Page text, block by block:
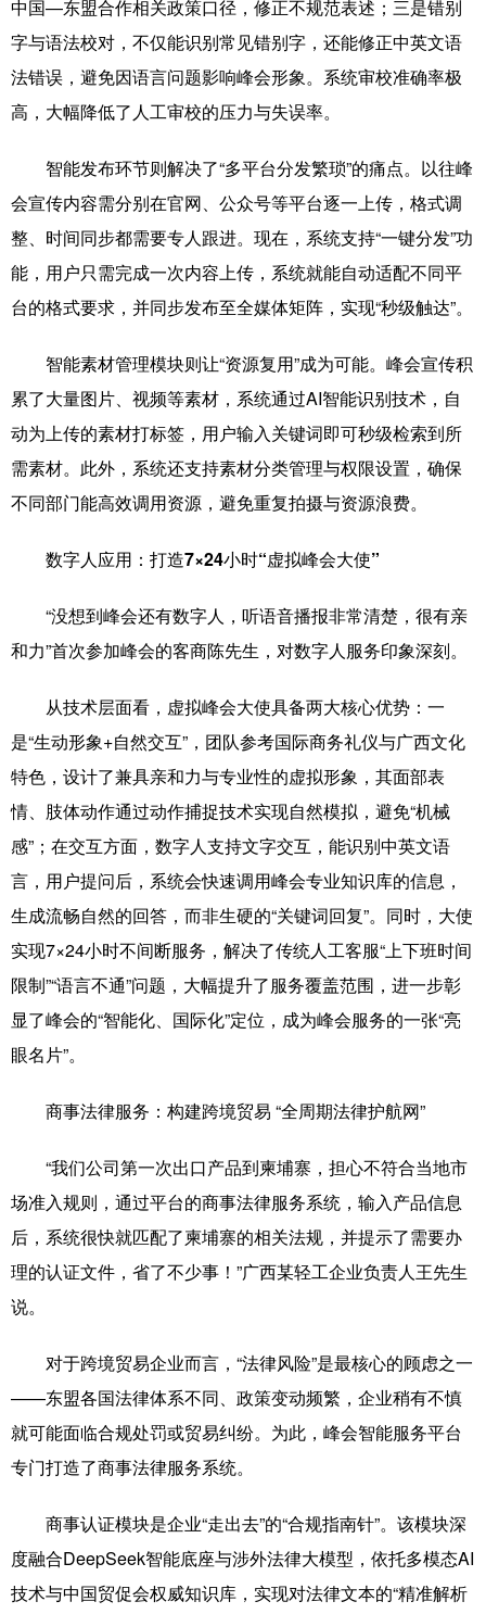
中国—东盟合作相关政策口径，修正不规范表述；三是错别
字与语法校对，不仅能识别常见错别字，还能修正中英文语
法错误，避免因语言问题影响峰会形象。系统审校准确率极
高，大幅降低了人工审校的压力与失误率。
智能发布环节则解决了“多平台分发繁琐”的痛点。以往峰
会宣传内容需分别在官网、公众号等平台逐一上传，格式调
整、时间同步都需要专人跟进。现在，系统支持“一键分发”功
能，用户只需完成一次内容上传，系统就能自动适配不同平
台的格式要求，并同步发布至全媒体矩阵，实现“秒级触达”。
智能素材管理模块则让“资源复用”成为可能。峰会宣传积
累了大量图片、视频等素材，系统通过AI智能识别技术，自
动为上传的素材打标签，用户输入关键词即可秒级检索到所
需素材。此外，系统还支持素材分类管理与权限设置，确保
不同部门能高效调用资源，避免重复拍摄与资源浪费。
数字人应用：打造7×24小时“虚拟峰会大使”
“没想到峰会还有数字人，听语音播报非常清楚，很有亲
和力”首次参加峰会的客商陈先生，对数字人服务印象深刻。
从技术层面看，虚拟峰会大使具备两大核心优势：一
是“生动形象+自然交互”，团队参考国际商务礼仪与广西文化
特色，设计了兼具亲和力与专业性的虚拟形象，其面部表
情、肢体动作通过动作捕捉技术实现自然模拟，避免“机械
感”；在交互方面，数字人支持文字交互，能识别中英文语
言，用户提问后，系统会快速调用峰会专业知识库的信息，
生成流畅自然的回答，而非生硬的“关键词回复”。同时，大使
实现7×24小时不间断服务，解决了传统人工客服“上下班时间
限制”“语言不通”问题，大幅提升了服务覆盖范围，进一步彰
显了峰会的“智能化、国际化”定位，成为峰会服务的一张“亮
眼名片”。
商事法律服务：构建跨境贸易 “全周期法律护航网”
“我们公司第一次出口产品到柬埔寨，担心不符合当地市
场准入规则，通过平台的商事法律服务系统，输入产品信息
后，系统很快就匹配了柬埔寨的相关法规，并提示了需要办
理的认证文件，省了不少事！”广西某轻工企业负责人王先生
说。
对于跨境贸易企业而言，“法律风险”是最核心的顾虑之一
——东盟各国法律体系不同、政策变动频繁，企业稍有不慎
就可能面临合规处罚或贸易纠纷。为此，峰会智能服务平台
专门打造了商事法律服务系统。
商事认证模块是企业“走出去”的“合规指南针”。该模块深
度融合DeepSeek智能底座与涉外法律大模型，依托多模态AI
技术与中国贸促会权威知识库，实现对法律文本的“精准解析